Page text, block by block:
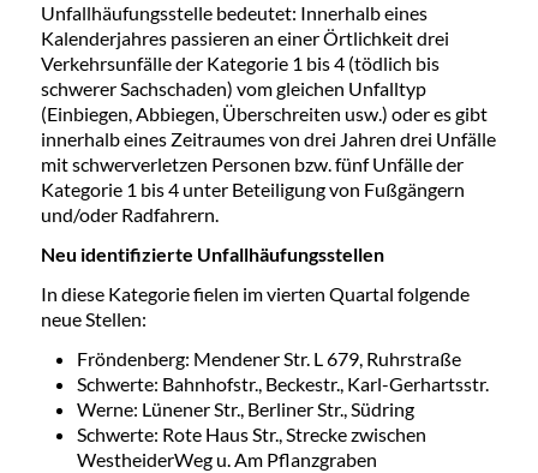
Unfallhäufungsstelle bedeutet: Innerhalb eines
Kalenderjahres passieren an einer Örtlichkeit drei
Verkehrsunfälle der Kategorie 1 bis 4 (tödlich bis
schwerer Sachschaden) vom gleichen Unfalltyp
(Einbiegen, Abbiegen, Überschreiten usw.) oder es gibt
innerhalb eines Zeitraumes von drei Jahren drei Unfälle
mit schwerverletzen Personen bzw. fünf Unfälle der
Kategorie 1 bis 4 unter Beteiligung von Fußgängern
und/oder Radfahrern.
Neu identifizierte Unfallhäufungsstellen
In diese Kategorie fielen im vierten Quartal folgende
neue Stellen:
Fröndenberg: Mendener Str. L 679, Ruhrstraße
Schwerte: Bahnhofstr., Beckestr., Karl-Gerhartsstr.
Werne: Lünener Str., Berliner Str., Südring
Schwerte: Rote Haus Str., Strecke zwischen
WestheiderWeg u. Am Pflanzgraben